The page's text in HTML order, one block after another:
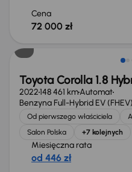
Cena
72 000 zł
Toyota Corolla 1.8
2022148 461 kmAutomat
Benzyna Full-Hybrid EV
Od pierwszego właściciela
Salon Polska
+7 kolejnych
Miesięczna rata
od 446 zł